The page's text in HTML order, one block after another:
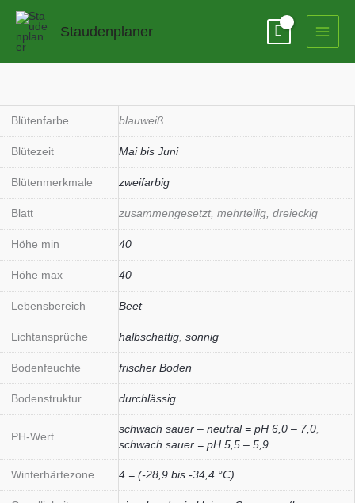
Zum
springen
Staudenplaner
Blütenfarbe blauweiß
Blütezeit Mai bis Juni
Blütenmerkmale zweifarbig
Blatt zusammengesetzt, mehrteilig, dreieckig
Höhe min 40
Höhe max 40
Lebensbereich Beet
Lichtansprüche halbschattig sonnig
Bodenfeuchte frischer Boden
Bodenstruktur durchlässig
PH-Wert
schwach sauer – neutral = pH 6,0 – 7,0
schwach sauer = pH 5,5 – 5,9
Winterhärtezone 4 = (-28,9 bis -34,4 °C)
Weiß'
Menge